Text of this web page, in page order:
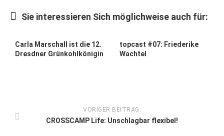
Lifestyle
Podcast
Sie interessieren Sich möglichweise auch für:
Carla Marschall ist die 12.
Dresdner Grünkohlkönigin
topcast #07: Friederike
Wachtel
VORIGER BEITRAG:
CROSSCAMP Life: Unschlagbar flexibel!